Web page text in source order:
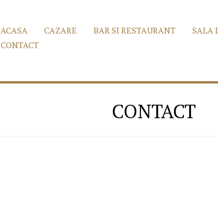
ACASA CAZARE BAR SI RESTAURANT SALA
CONTACT
CONTACT